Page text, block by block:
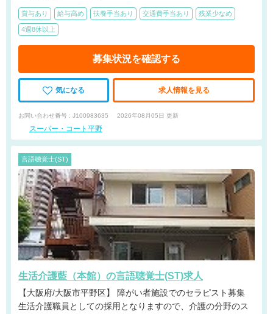
賞与あり 給与高め 扶養手当あり 交通費手当あり 残業少なめ
4週8休以上
募集状況を確認する
気になる 求人情報を見る
お問い合わせ番号 : J100983635 2026年08月05日 更新
スーパー・コート平野
言語聴覚士(ST)
生活介護藍（本館）の言語聴覚士(ST)求人
【大阪府/大阪市平野区】 障がい者施設でのセラピスト募集
生活介護職員としての採用となりますので、介護の分野のス